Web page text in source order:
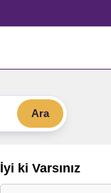
Ara
İyi ki Varsınız